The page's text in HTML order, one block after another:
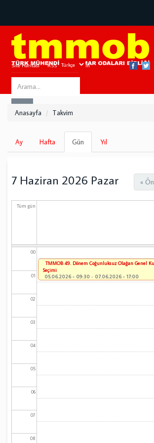
Site Haritası RSS Bize Ulaşın
Search
this
Anasayfa Takvim
Birincil
sekmeler
Ay Hafta Gün
sekme)
Yıl
«
7 Haziran 2026 Pazar
Tüm gün
00
01
02
03
04
05
06
07
08
TMMOB 49. Dönem Çoğunluksuz Olağan Genel
Seçimi
05.06.2026 - 09:30 - 07.06.2026 - 17:00